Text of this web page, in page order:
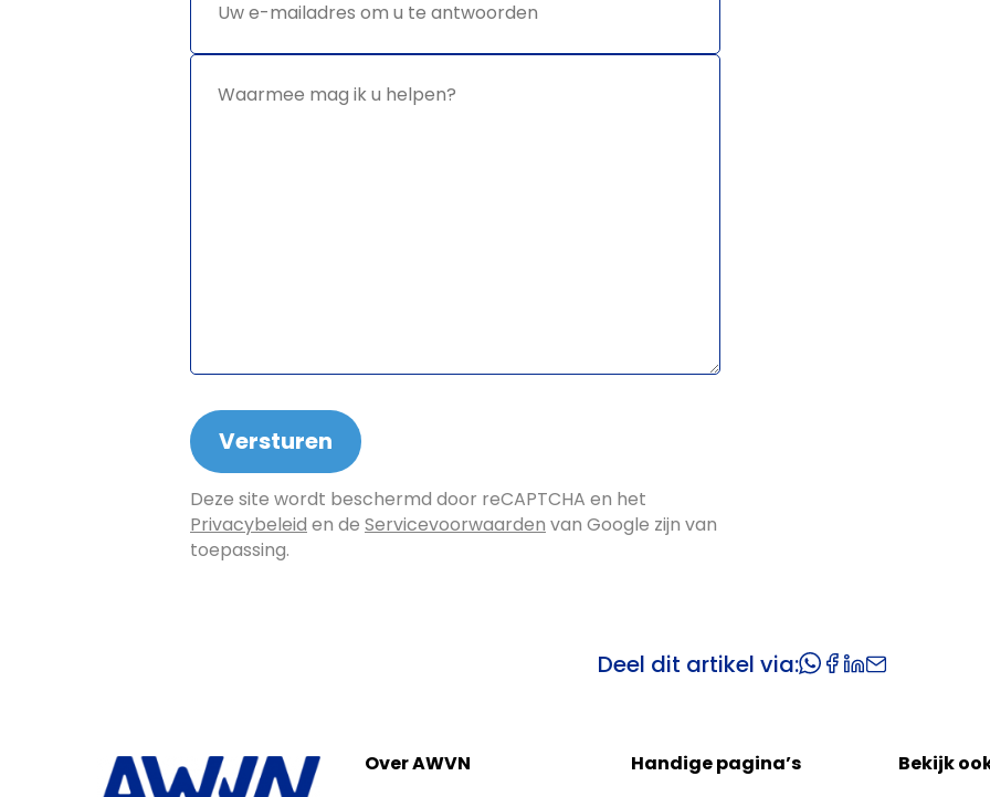
om u te
Waarmee
helpen?
*
Deze site wordt beschermd door reCAPTCHA en het
Privacybeleid en de Servicevoorwaarden van Google zijn van
toepassing.
Deel dit artikel via:
Over AWVN Handige pagina’s Bekijk